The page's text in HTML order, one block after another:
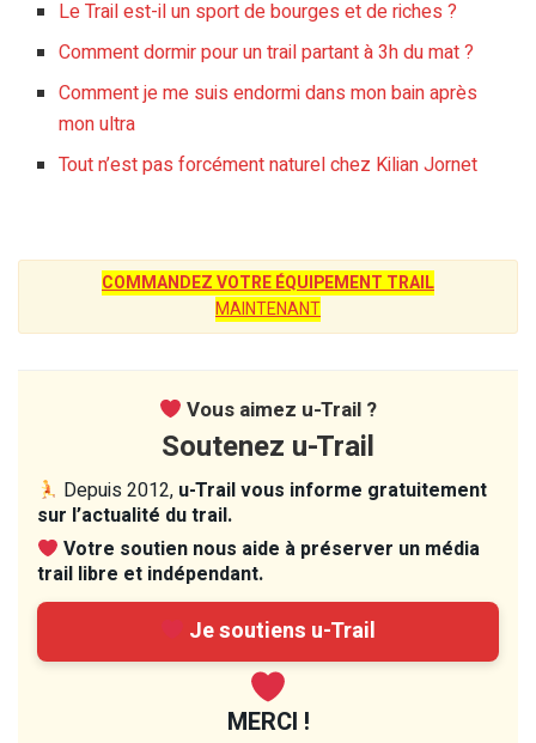
Le Trail est-il un sport de bourges et de riches ?
Comment dormir pour un trail partant à 3h du mat ?
Comment je me suis endormi dans mon bain après
mon ultra
Tout n’est pas forcément naturel chez Kilian Jornet
COMMANDEZ VOTRE ÉQUIPEMENT TRAIL
MAINTENANT
Vous aimez u-Trail ?
Soutenez u-Trail
Depuis 2012, u-Trail vous informe gratuitement
sur l’actualité du trail.
Votre soutien nous aide à préserver un média
trail libre et indépendant.
Je soutiens u-Trail
MERCI !